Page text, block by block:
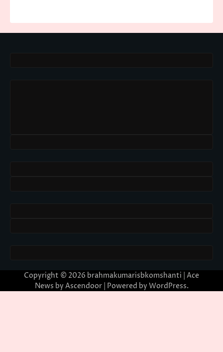
Copyright © 2026 brahmakumarisbkomshanti | Ace
News by Ascendoor| Powered by WordPress.